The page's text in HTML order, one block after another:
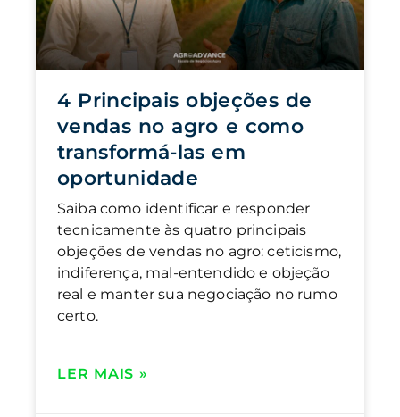
4 Principais objeções de
vendas no agro e como
transformá-las em
oportunidade
Saiba como identificar e responder
tecnicamente às quatro principais
objeções de vendas no agro: ceticismo,
indiferença, mal-entendido e objeção
real e manter sua negociação no rumo
certo.
LER MAIS »